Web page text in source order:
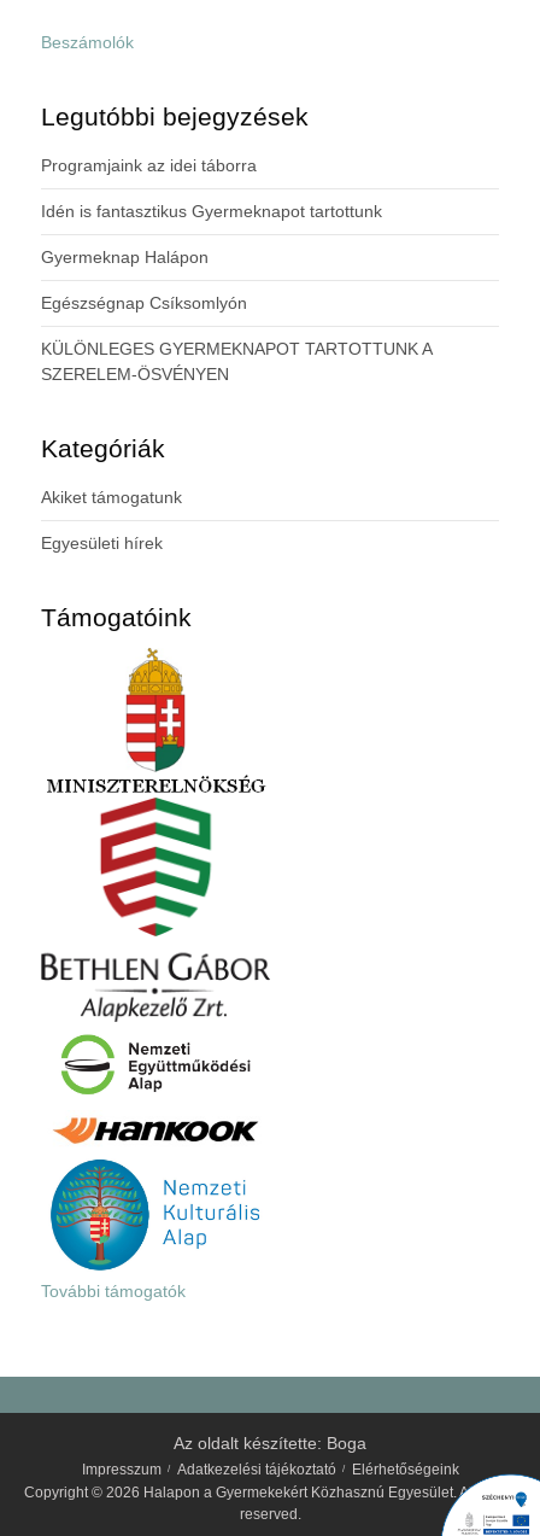
Beszámolók
Legutóbbi bejegyzések
Programjaink az idei táborra
Idén is fantasztikus Gyermeknapot tartottunk
Gyermeknap Halápon
Egészségnap Csíksomlyón
KÜLÖNLEGES GYERMEKNAPOT TARTOTTUNK A
SZERELEM-ÖSVÉNYEN
Kategóriák
Akiket támogatunk
Egyesületi hírek
Támogatóink
További támogatók
Az oldalt készítette: Boga
Impresszum Adatkezelési tájékoztató
Elérhetőségeink
Copyright © 2026 Halapon a Gyermekekért Közhasznú Egyesület. All rights
reserved.